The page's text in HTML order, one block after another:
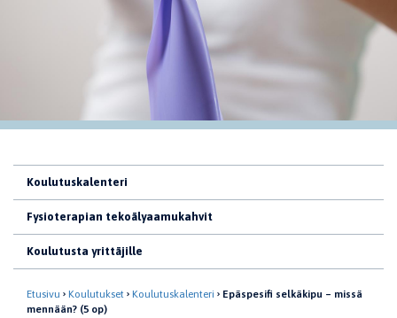
Koulutuskalenteri
Fysioterapian tekoälyaamukahvit
Koulutusta yrittäjille
Etusivu Koulutukset Koulutuskalenteri
Epäspesifi selkäkipu – missä
mennään? (5 op)